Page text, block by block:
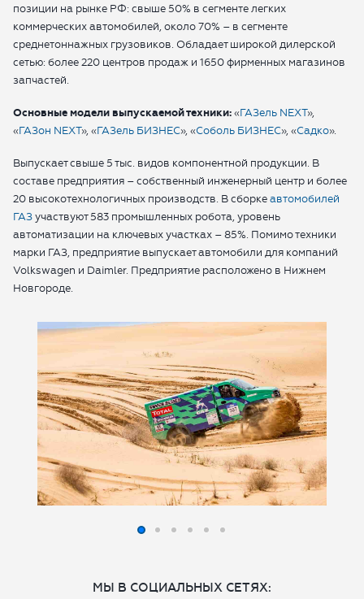
позиции на рынке РФ: свыше 50% в сегменте легких
коммерческих автомобилей, около 70% – в сегменте
среднетоннажных грузовиков. Обладает широкой дилерской
сетью: более 220 центров продаж и 1650 фирменных магазинов
запчастей.
Основные модели выпускаемой техники: «ГАЗель NEXT»,
«ГАЗон NEXT», «ГАЗель БИЗНЕС», «Соболь БИЗНЕС», «Садко».
Выпускает свыше 5 тыс. видов компонентной продукции. В
составе предприятия – собственный инженерный центр и более
20 высокотехнологичных производств. В сборке автомобилей
ГАЗ участвуют 583 промышленных робота, уровень
автоматизации на ключевых участках – 85%. Помимо техники
марки ГАЗ, предприятие выпускает автомобили для компаний
Volkswagen и Daimler. Предприятие расположено в Нижнем
Новгороде.
МЫ В СОЦИАЛЬНЫХ СЕТЯХ: